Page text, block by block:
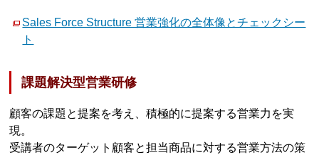
Sales Force Structure 営業強化の全体像とチェックシー
ト
課題解決型営業研修
顧客の課題と提案を考え、積極的に提案する営業力を実
現。
受講者のターゲット顧客と担当商品に対する営業方法の策